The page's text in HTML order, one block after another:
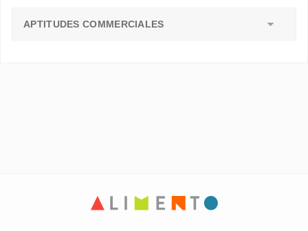
APTITUDES COMMERCIALES